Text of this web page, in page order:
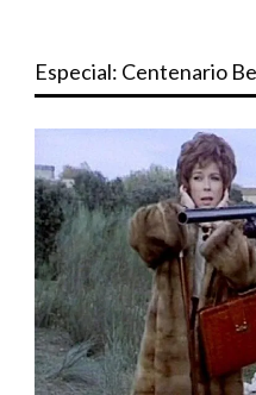
Especial: Centenario